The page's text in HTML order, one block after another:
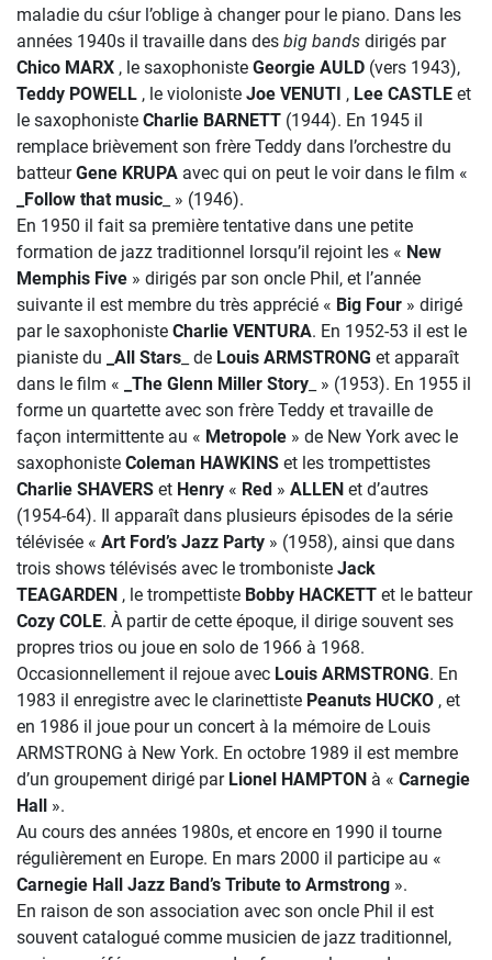
maladie du cśur l’oblige à changer pour le piano. Dans les
années 1940s il travaille dans des big bands dirigés par
Chico MARX , le saxophoniste Georgie AULD (vers 1943),
Teddy POWELL , le violoniste Joe VENUTI , Lee CASTLE et
le saxophoniste Charlie BARNETT (1944). En 1945 il
remplace brièvement son frère Teddy dans l’orchestre du
batteurGene KRUPA avec qui on peut le voir dans le film «
_Follow that music _ » (1946).
En 1950 il fait sa première tentative dans une petite
formation de jazz traditionnel lorsqu’il rejoint les « New
Memphis Five » dirigés par son oncle Phil, et l’année
suivante il est membre du très apprécié « Big Four » dirigé
par le saxophoniste Charlie VENTURA. En 1952-53 il est le
pianiste du
_All Stars _ de Louis ARMSTRONG et apparaît
dans le film «
_The Glenn Miller Story _ » (1953). En 1955 il
forme un quartette avec son frère Teddy et travaille de
façon intermittente au « Metropole » de New York avec le
saxophoniste Coleman HAWKINS et les trompettistes
Charlie SHAVERS et Henry « Red » ALLEN et d’autres
(1954-64). Il apparaît dans plusieurs épisodes de la série
télévisée « Art Ford’s Jazz Party » (1958), ainsi que dans
trois shows télévisés avec le tromboniste Jack
TEAGARDEN , le trompettiste Bobby HACKETT et le batteur
Cozy COLE. À partir de cette époque, il dirige souvent ses
propres trios ou joue en solo de 1966 à 1968.
Occasionnellement il rejoue avec Louis ARMSTRONG. En
1983 il enregistre avec le clarinettiste Peanuts HUCKO , et
en 1986 il joue pour un concert à la mémoire de Louis
ARMSTRONG à New York. En octobre 1989 il est membre
d’un groupement dirigé par Lionel HAMPTON à « Carnegie
Hall ».
Au cours des années 1980s, et encore en 1990 il tourne
régulièrement en Europe. En mars 2000 il participe au «
Carnegie Hall Jazz Band’s Tribute to Armstrong ».
En raison de son association avec son oncle Phil il est
souvent catalogué comme musicien de jazz traditionnel,